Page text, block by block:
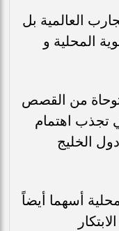
العالمية بل
المحلية و
من القصص
تجذب اهتمام
الخليج
أسهما أيضاً